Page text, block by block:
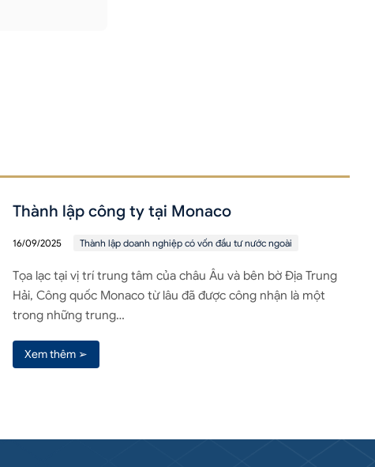
Thành lập công ty tại Monaco
16/09/2025 Thành lập doanh nghiệp có vốn đầu tư nước ngoài
Tọa lạc tại vị trí trung tâm của châu Âu và bên bờ Địa Trung
Hải, Công quốc Monaco từ lâu đã được công nhận là một
trong những trung…
Xem thêm ➢